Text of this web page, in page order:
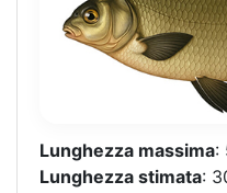
Lunghezza massima:
Lunghezza stimata: